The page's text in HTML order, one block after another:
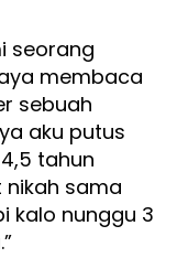
seorang
membaca
sebuah
aku putus
tahun
sama
kalo nunggu 3